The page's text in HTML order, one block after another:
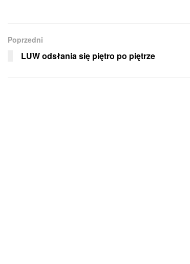
Poprzedni
LUW odsłania się piętro po piętrze